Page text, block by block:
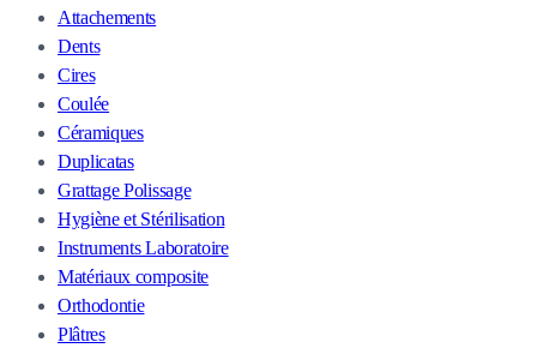
Attachements
Dents
Cires
Coulée
Céramiques
Duplicatas
Grattage Polissage
Hygiène et Stérilisation
Instruments Laboratoire
Matériaux composite
Orthodontie
Plâtres